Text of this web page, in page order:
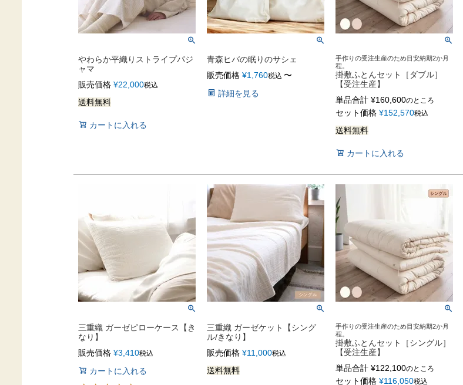
やわらか平織りストライプパジ
ャマ
販売価格 ¥22,000税込
送料無料
カートに入れる
青森ヒバの眠りのサシェ
販売価格 ¥1,760税込 〜
詳細を見る
手作りの受注生産のため目安納期2か月
程。
掛敷ふとんセット［ダブル］
【受注生産】
単品合計 ¥160,600のところ
セット価格 ¥152,570税込
送料無料
カートに入れる
三重織 ガーゼピローケース【き
なり】
販売価格 ¥3,410税込
カートに入れる
三重織 ガーゼケット【シング
ル/きなり】
販売価格 ¥11,000税込
送料無料
手作りの受注生産のため目安納期2か月
程。
掛敷ふとんセット［シングル］
【受注生産】
単品合計 ¥122,100のところ
セット価格 ¥116,050税込